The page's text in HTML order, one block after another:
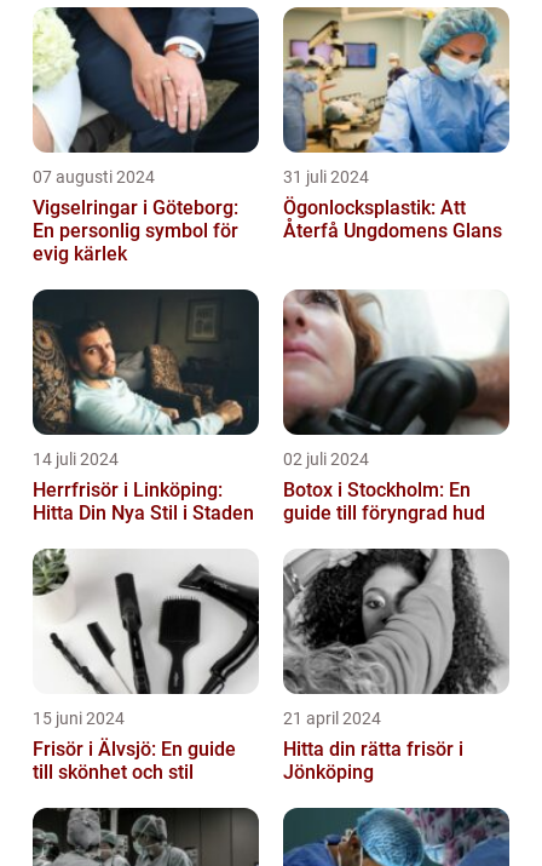
07 augusti 2024
Vigselringar i Göteborg:
En personlig symbol för
evig kärlek
31 juli 2024
Ögonlocksplastik: Att
Återfå Ungdomens Glans
14 juli 2024
Herrfrisör i Linköping:
Hitta Din Nya Stil i Staden
02 juli 2024
Botox i Stockholm: En
guide till föryngrad hud
15 juni 2024
Frisör i Älvsjö: En guide
till skönhet och stil
21 april 2024
Hitta din rätta frisör i
Jönköping